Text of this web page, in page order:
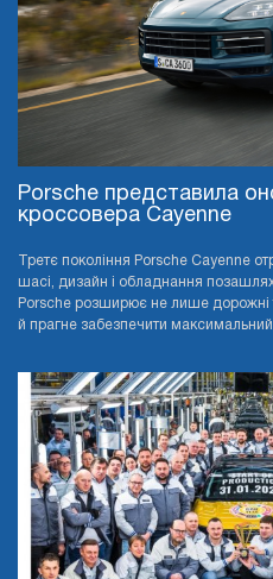
Porsche представила
кроссовера Cayenne
Третє покоління Porsche Cayenne
шасі, дизайн і обладнання
Porsche розширює не лише дорожні
й прагне забезпечити максимальний